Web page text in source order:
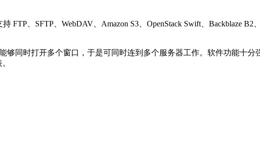
、SFTP、WebDAV、Amazon S3、OpenStack Swift、Backblaze B2
够同时打开多个窗口，于是可同时连到多个服务器工作。软件功能十分